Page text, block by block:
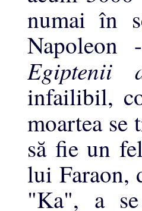
numai în
Napoleon
infailibil,
moartea
să fie un
lui Faraon,
"Ka", a